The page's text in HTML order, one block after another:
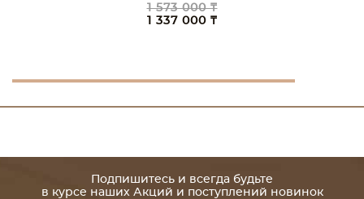
1 573 000 ₸
1 337 000 ₸
Подпишитесь и всегда будьте
в курсе наших Акций и поступлений новинок